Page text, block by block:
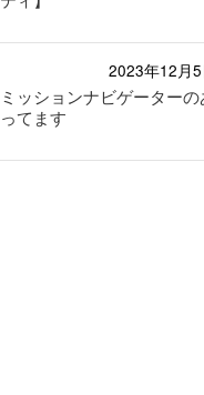
2023年12月5
ミッションナビゲーター
ってます